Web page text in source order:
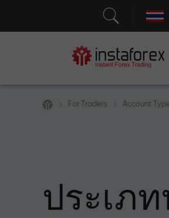
For Traders Account
ประเภ